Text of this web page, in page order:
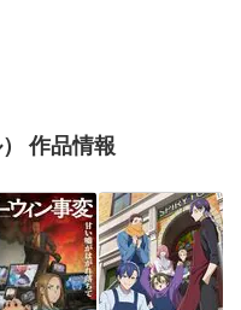
作品情報